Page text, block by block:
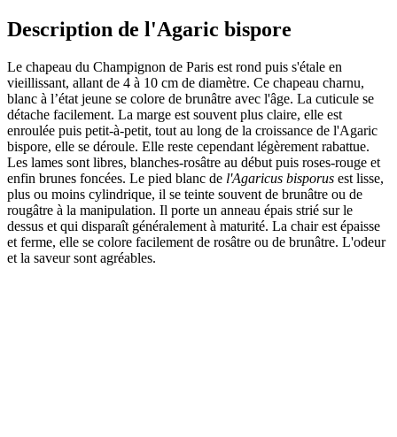
Description de l'Agaric bispore
Le chapeau du Champignon de Paris est rond puis s'étale en
vieillissant, allant de 4 à 10 cm de diamètre. Ce chapeau charnu,
blanc à l’état jeune se colore de brunâtre avec l'âge. La cuticule se
détache facilement. La marge est souvent plus claire, elle est
enroulée puis petit-à-petit, tout au long de la croissance de l'Agaric
bispore, elle se déroule. Elle reste cependant légèrement rabattue.
Les lames sont libres, blanches-rosâtre au début puis roses-rouge et
enfin brunes foncées. Le pied blanc de l'Agaricus bisporus est lisse,
plus ou moins cylindrique, il se teinte souvent de brunâtre ou de
rougâtre à la manipulation. Il porte un anneau épais strié sur le
dessus et qui disparaît généralement à maturité. La chair est épaisse
et ferme, elle se colore facilement de rosâtre ou de brunâtre. L'odeur
et la saveur sont agréables.